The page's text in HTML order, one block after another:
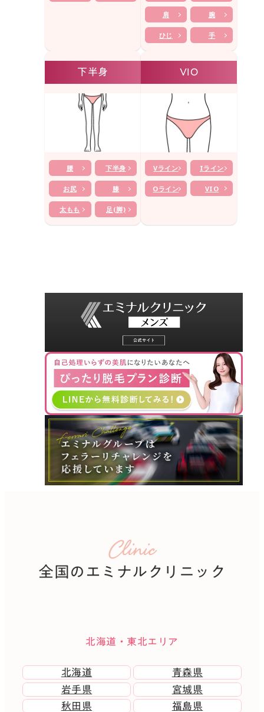
肩 腕
ひじ 手
下半身
腰 下半身
お尻 膝
太もも 足(脚)
VIO
Vライン Iライン
Oライン VIO
Clinic
全国のエミナルクリニック
北海道・東北エリア
北海道
青森県
岩手県
宮城県
秋田県
福島県